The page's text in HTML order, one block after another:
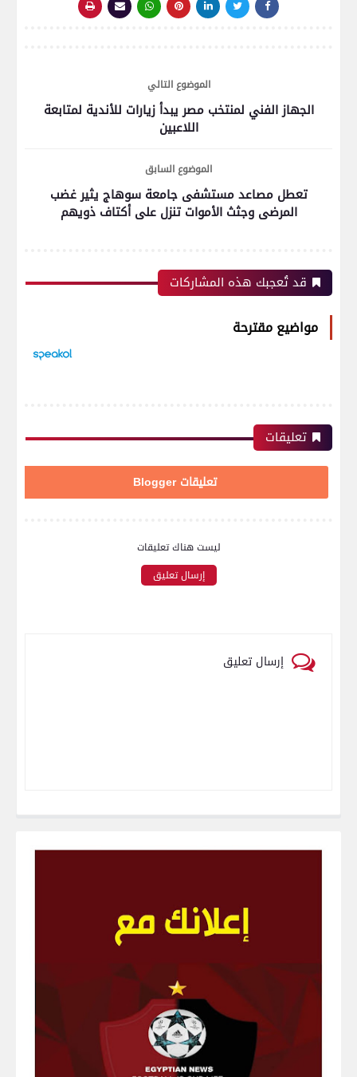
الموضوع التالي
الجهاز الفني لمنتخب مصر يبدأ زيارات للأندية لمتابعة
اللاعبين
الموضوع السابق
تعطل مصاعد مستشفى جامعة سوهاج يثير غضب
المرضى وجثث الأموات تنزل على أكتاف ذويهم
قد تُعجبك هذه المشاركات
مواضيع مقترحة
تعليقات
تعليقات Blogger
ليست هناك تعليقات
إرسال تعليق
إرسال تعليق